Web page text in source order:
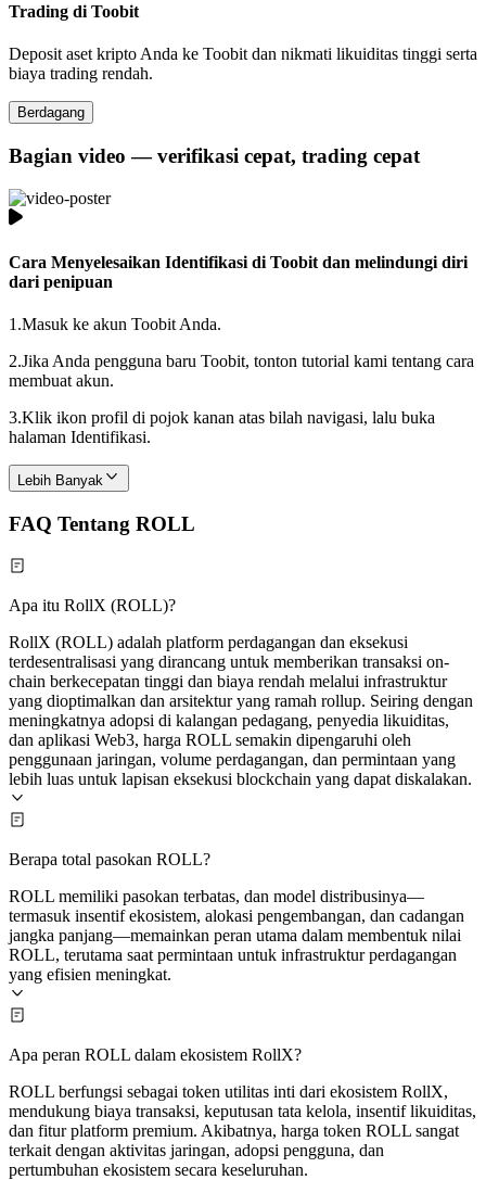
Trading di Toobit
Deposit aset kripto Anda ke Toobit dan nikmati likuiditas tinggi serta
biaya trading rendah.
Berdagang
Bagian video — verifikasi cepat, trading cepat
Cara Menyelesaikan Identifikasi di Toobit dan melindungi diri
dari penipuan
1.Masuk ke akun Toobit Anda.
2.Jika Anda pengguna baru Toobit, tonton tutorial kami tentang cara
membuat akun.
3.Klik ikon profil di pojok kanan atas bilah navigasi, lalu buka
halaman Identifikasi.
Lebih Banyak
FAQ Tentang ROLL
Apa itu RollX (ROLL)?
RollX (ROLL) adalah platform perdagangan dan eksekusi
terdesentralisasi yang dirancang untuk memberikan transaksi on-
chain berkecepatan tinggi dan biaya rendah melalui infrastruktur
yang dioptimalkan dan arsitektur yang ramah rollup. Seiring dengan
meningkatnya adopsi di kalangan pedagang, penyedia likuiditas,
dan aplikasi Web3, harga ROLL semakin dipengaruhi oleh
penggunaan jaringan, volume perdagangan, dan permintaan yang
lebih luas untuk lapisan eksekusi blockchain yang dapat diskalakan.
Berapa total pasokan ROLL?
ROLL memiliki pasokan terbatas, dan model distribusinya—
termasuk insentif ekosistem, alokasi pengembangan, dan cadangan
jangka panjang—memainkan peran utama dalam membentuk nilai
ROLL, terutama saat permintaan untuk infrastruktur perdagangan
yang efisien meningkat.
Apa peran ROLL dalam ekosistem RollX?
ROLL berfungsi sebagai token utilitas inti dari ekosistem RollX,
mendukung biaya transaksi, keputusan tata kelola, insentif likuiditas,
dan fitur platform premium. Akibatnya, harga token ROLL sangat
terkait dengan aktivitas jaringan, adopsi pengguna, dan
pertumbuhan ekosistem secara keseluruhan.